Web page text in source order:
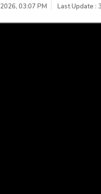
03:07 PM Last Update :